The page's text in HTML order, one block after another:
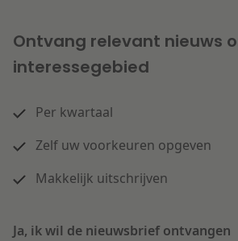
Ontvang relevant nieuws
interessegebied
Per kwartaal
Zelf uw voorkeuren opgeven
Makkelijk uitschrijven
Ja, ik wil de nieuwsbrief ontvangen